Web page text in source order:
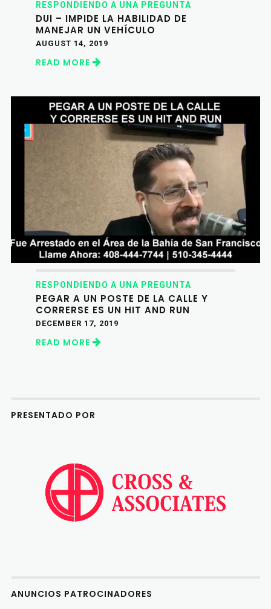
RESPONDIENDO A UNA PREGUNTA
DUI – IMPIDE LA HABILIDAD DE
MANEJAR UN VEHÍCULO
AUGUST 14, 2019
READ MORE
RESPONDIENDO A UNA PREGUNTA
PEGAR A UN POSTE DE LA CALLE Y
CORRERSE ES UN HIT AND RUN
DECEMBER 17, 2019
READ MORE
PRESENTADO POR
ANUNCIOS PATROCINADORES